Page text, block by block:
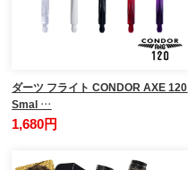
ダーツ フライト CONDOR AXE 120
Smal …
1,680円